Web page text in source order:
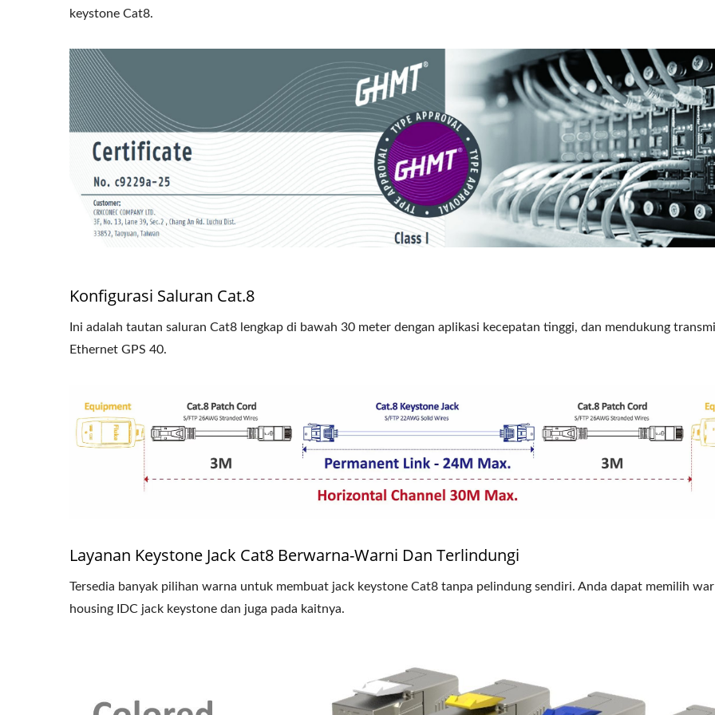
keystone Cat8.
Konfigurasi Saluran Cat.8
Ini adalah tautan saluran Cat8 lengkap di bawah 30 meter dengan aplikasi kecepatan tinggi, dan mendukung
Ethernet GPS 40.
Layanan Keystone Jack Cat8 Berwarna-Warni Dan Terlindungi
Tersedia banyak pilihan warna untuk membuat jack keystone Cat8 tanpa pelindung sendiri. Anda dapat memilih
housing IDC jack keystone dan juga pada kaitnya.